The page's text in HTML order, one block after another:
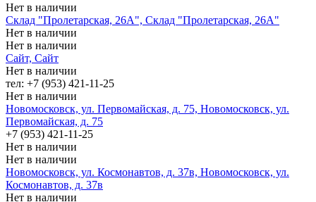
Нет в наличии
Склад "Пролетарская, 26А", Склад "Пролетарская, 26А"
Нет в наличии
Нет в наличии
Сайт, Сайт
Нет в наличии
тел: +7 (953) 421-11-25
Нет в наличии
Новомосковск, ул. Первомайская, д. 75, Новомосковск, ул.
Первомайская, д. 75
+7 (953) 421-11-25
Нет в наличии
Нет в наличии
Новомосковск, ул. Космонавтов, д. 37в, Новомосковск, ул.
Космонавтов, д. 37в
Нет в наличии